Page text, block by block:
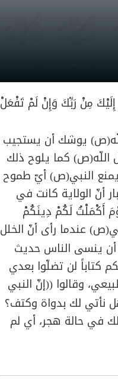
إِلَيْكَ مِنْ رَبِّكَ وَإِنْ لَمْ تَفْعَلْ
يوشك أن يستجيب
اللّه(ص) كما يلوح ذلك
النبي(ص) أيّ طموح
أنّ الولاية كانت في
أَكْمَلْتُ لَكُمْ دِينَكُمْ
عندما رأى أنّ الخلل
أن ينسى الناس حديث
كتاباً لن تضلّوا بعدي
وقالوا ((إنّ النبي
نأتي لك بدواة وكتف؟
في حالة هجر، أي لم